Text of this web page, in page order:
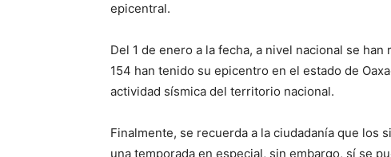
epicentral.
Del 1 de enero a la fecha, a nivel nacional se
154 han tenido su epicentro en el estado de
actividad sísmica del territorio nacional.
Finalmente, se recuerda a la ciudadanía que los
una temporada en especial, sin embargo, sí se